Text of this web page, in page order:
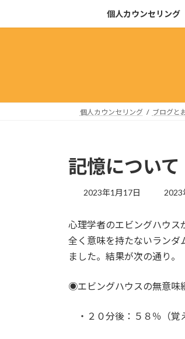
キ
に
個人カウンセリング
個人カウンセリング ブログと
記憶について
2023年1月17日
最
新
日
時
:
2023
心理学者のエビングハウス
全く意味を持たないランダ
ました。結果が次の通り。
◉エビングハウスの無意味
・２０分後：５８％（覚